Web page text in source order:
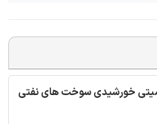
خورشیدی سوخت های نفتی